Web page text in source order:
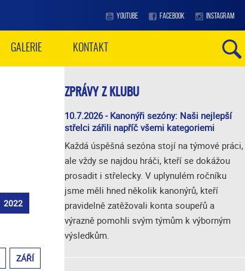
YOUTUBE FACEBOOK INSTAGRAM
GALERIE KONTAKT
2022
ZÁŘÍ
ZPRÁVY Z KLUBU
10.7.2026 - Kanonýři sezóny: Naši nejlepší
střelci zářili napříč všemi kategoriemi
Každá úspěšná sezóna stojí na týmové práci,
ale vždy se najdou hráči, kteří se dokážou
prosadit i střelecky. V uplynulém ročníku
jsme měli hned několik kanonýrů, kteří
pravidelně zatěžovali konta soupeřů a
výrazně pomohli svým týmům k výborným
výsledkům.